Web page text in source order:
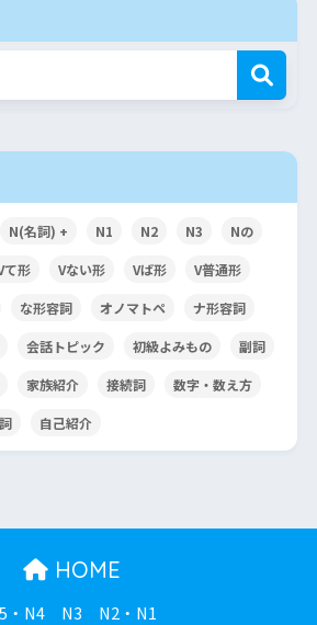
N(名詞) + N1 N2 N3 Nの
て形 Vない形 Vば形 V普通形
な形容詞 オノマトペ ナ形容詞
会話トピック 初級よみもの 副詞
家族紹介 接続詞 数字・数え方
自己紹介
HOME
・N4 N3 N2・N1